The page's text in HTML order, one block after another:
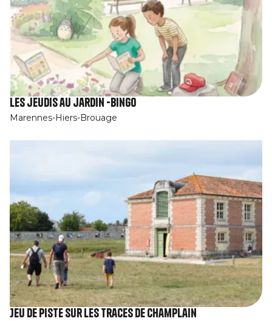
Les jeudis au jardin -Bingo
Marennes-Hiers-Brouage
Jeu de piste Sur les traces de Champlain